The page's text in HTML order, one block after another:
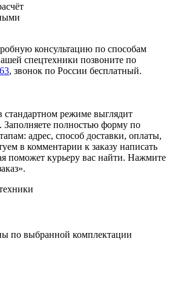
консультацию по способам
спецтехники позвоните по
, звонок по России бесплатный.
стандартном режиме выглядит
полностью форму по
адрес, способ доставки, оплаты,
в комментарии к заказу написать
поможет курьеру вас найти. Нажмите
по выбранной комплектации